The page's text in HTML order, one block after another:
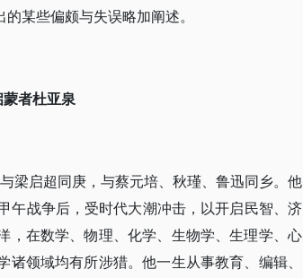
某些偏颇与失误略加阐述。
者杜亚泉
梁启超同庚，与蔡元培、秋瑾、鲁迅同乡。他
午战争后，受时代大潮冲击，以开启民智、济
，在数学、物理、化学、生物学、生理学、心
领域均有所涉猎。他一生从事教育、编辑、